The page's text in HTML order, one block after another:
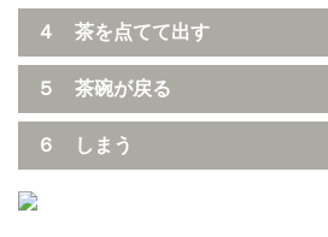
４ 茶を点てて出す
５ 茶碗が戻る
６ しまう